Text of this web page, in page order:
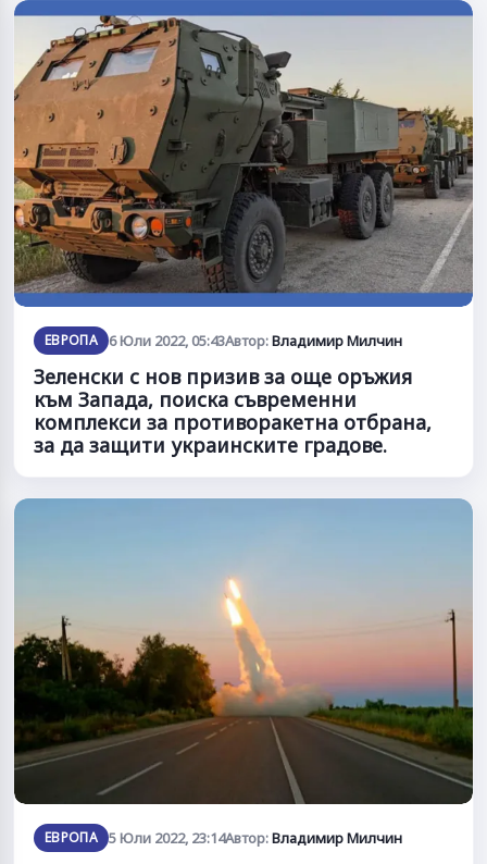
ЕВРОПА 6 Юли 2022, 05:43Автор:Владимир Милчин
Зеленски с нов призив за още оръжия
към Запада, поиска съвременни
комплекси за противоракетна отбрана,
за да защити украинските градове.
ЕВРОПА 5 Юли 2022, 23:14Автор:Владимир Милчин